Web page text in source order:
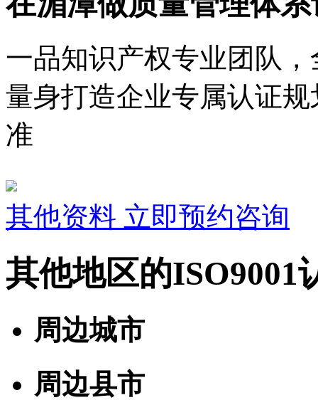
一品知识产权专业团队
量身打造企业专属认证
准
其他资料 立即预约咨询
其他地区的ISO9001
周边城市
周边县市